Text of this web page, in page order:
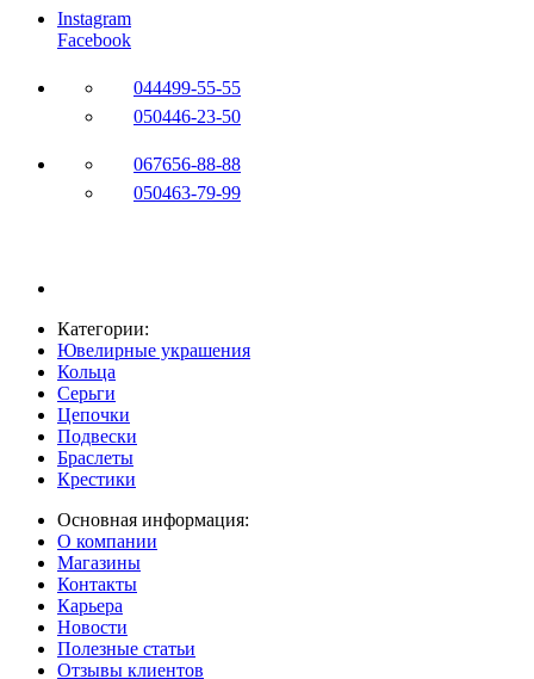
Instagram
Facebook
044499-55-55
050446-23-50
067656-88-88
050463-79-99
Категории:
Ювелирные украшения
Кольца
Серьги
Цепочки
Подвески
Браслеты
Крестики
Основная информация:
О компании
Магазины
Контакты
Карьера
Новости
Полезные статьи
Отзывы клиентов